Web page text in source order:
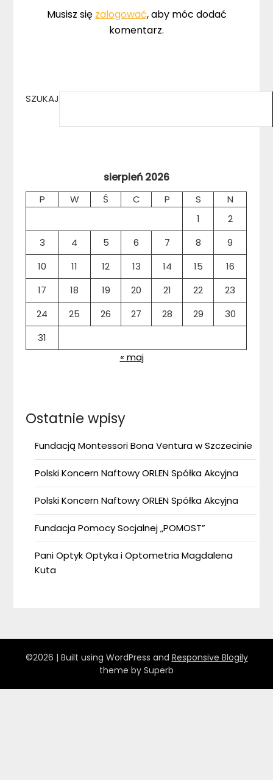
Musisz się zalogować, aby móc dodać
komentarz.
SZUKAJ
sierpień 2026
P W Ś C P S
N
1
2
3
4 5 6 7 8
9
10
11 12 13 14 15
16
17
18 19 20 21 22
23
24
25 26 27 28 29
30
31
« maj
Ostatnie wpisy
Fundacją Montessori Bona Ventura w Szczecinie
Polski Koncern Naftowy ORLEN Spółka Akcyjna
Polski Koncern Naftowy ORLEN Spółka Akcyjna
Fundacja Pomocy Socjalnej „POMOST”
Pani Optyk Optyka i Optometria Magdalena
Kuta
©2026 | Built using WordPress and Responsive Blogily
theme by Superb